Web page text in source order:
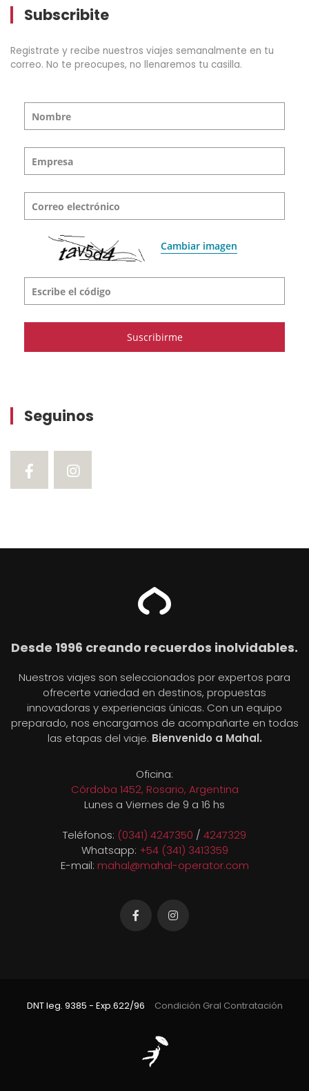
Subscribite
Registrate y recibe nuestros viajes semanalmente en tu
correo. No te preocupes, no llenaremos tu casilla.
Nombre
Empresa
Correo electrónico
Cambiar imagen
Escribe el código
Seguinos
Desde 1996 creando recuerdos inolvidables.
Nuestros viajes son seleccionados por expertos para
ofrecerte variedad en destinos, propuestas
innovadoras y experiencias únicas. Con un equipo
preparado, nos encargamos de acompañarte en todas
las etapas del viaje. Bienvenido a Mahal.
Oficina:
Córdoba 1452, Rosario, Argentina
Lunes a Viernes de 9 a 16 hs
Teléfonos: (0341) 4247350 / 4247329
Whatsapp: +54 (341) 3413359
E-mail: mahal@mahal-operator.com
DNT leg. 9385 - Exp.622/96 Condición Gral Contratación